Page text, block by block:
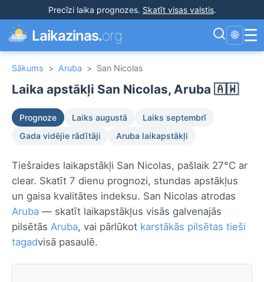
Precīzi laika prognozes. Skatīt visas valstis.
Laikazinas.org 🌐 ☰
Sākums > Aruba > San Nicolas
Laika apstākļi San Nicolas, Aruba 🇦🇼
Prognoze Laiks augustā
Laiks septembrī
Gada vidējie rādītāji
Aruba laikapstākļi
Tiešraides laikapstākļi San Nicolas, pašlaik 27°C ar
clear. Skatīt 7 dienu prognozi, stundas apstākļus
un gaisa kvalitātes indeksu. San Nicolas atrodas
Aruba — skatīt laikapstākļus visās galvenajās
pilsētās Aruba, vai pārlūkot karstākās pilsētas tieši
tagadvisā pasaulē.